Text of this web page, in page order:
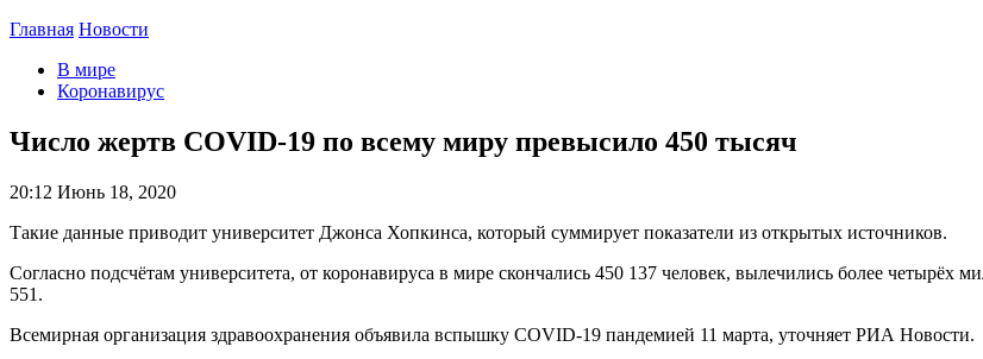
Главная Новости
В мире
Коронавирус
Число жертв COVID-19 по всему миру превысило 450 тысяч
20:12 Июнь 18, 2020
Такие данные приводит университет Джонса Хопкинса, который суммирует показатели из открытых источников.
Согласно подсчётам университета, от коронавируса в мире скончались 450 137 человек, вылечились более четырёх
551.
Всемирная организация здравоохранения объявила вспышку COVID-19 пандемией 11 марта, уточняет РИА Новости.